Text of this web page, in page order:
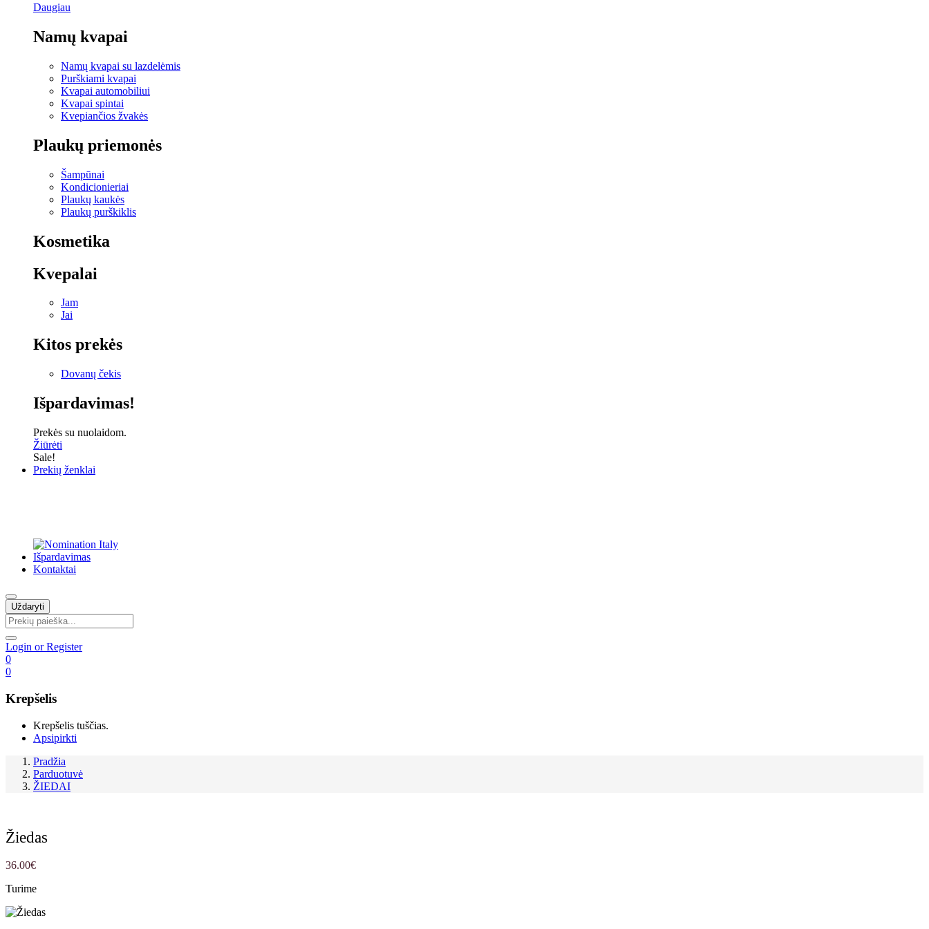
Daugiau
Namų kvapai
Namų kvapai su lazdelėmis
Purškiami kvapai
Kvapai automobiliui
Kvapai spintai
Kvepiančios žvakės
Plaukų priemonės
Šampūnai
Kondicionieriai
Plaukų kaukės
Plaukų purškiklis
Kosmetika
Kvepalai
Jam
Jai
Kitos prekės
Dovanų čekis
Išpardavimas!
Prekės su nuolaidom.
Žiūrėti
Sale!
Prekių ženklai
Išpardavimas
Kontaktai
Uždaryti
Login or Register
0
0
Krepšelis
Krepšelis tuščias.
Apsipirkti
Pradžia
Parduotuvė
ŽIEDAI
Žiedas
36.00€
Turime